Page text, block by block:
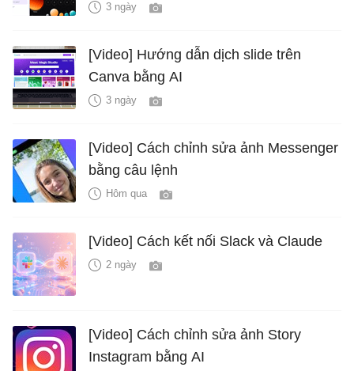
3 ngày
[Video] Hướng dẫn dịch slide trên
Canva bằng AI
3 ngày
[Video] Cách chỉnh sửa ảnh Messenger
bằng câu lệnh
Hôm qua
[Video] Cách kết nối Slack và Claude
2 ngày
[Video] Cách chỉnh sửa ảnh Story
Instagram bằng AI